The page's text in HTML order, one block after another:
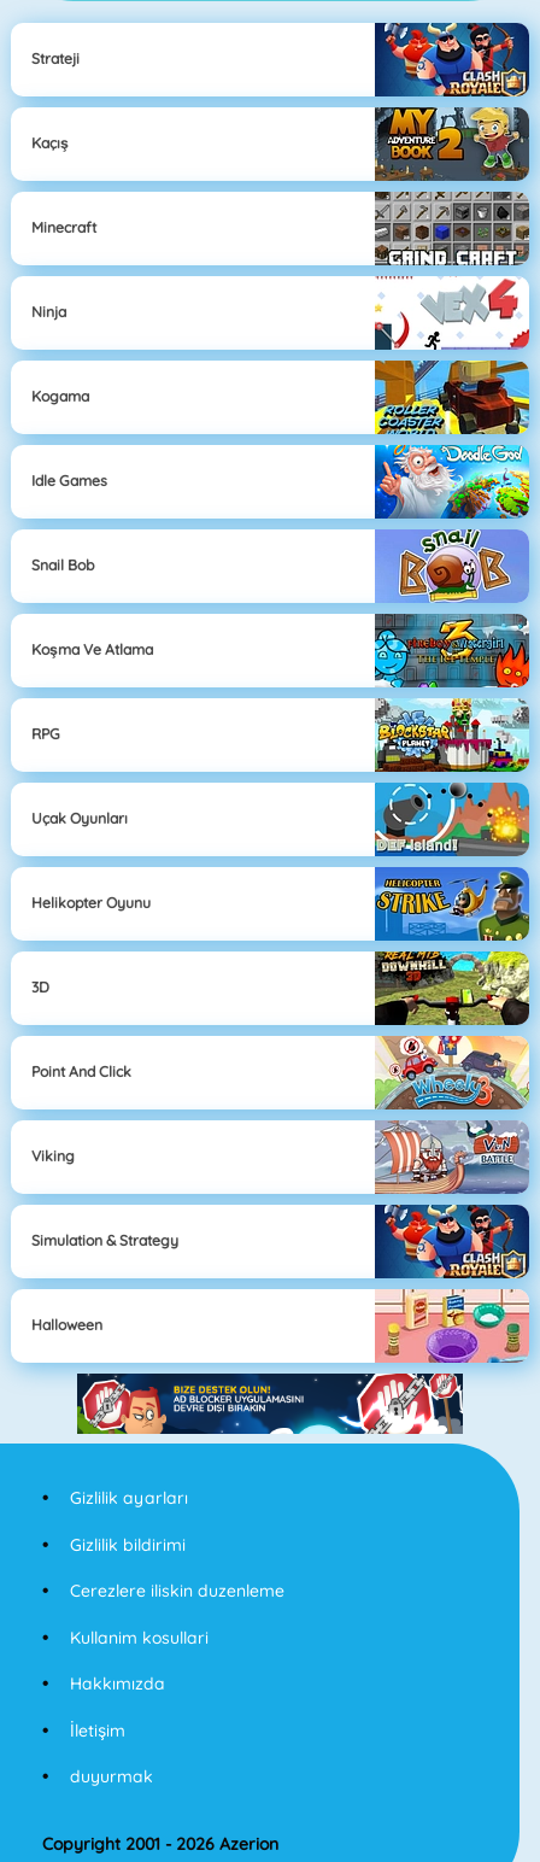
Strateji
Kaçış
Minecraft
Ninja
Kogama
Idle Games
Snail Bob
Koşma Ve Atlama
RPG
Uçak Oyunları
Helikopter Oyunu
3D
Point And Click
Viking
Simulation & Strategy
Halloween
Gizlilik ayarları
Gizlilik bildirimi
Cerezlere iliskin duzenleme
Kullanim kosullari
Hakkımızda
İletişim
duyurmak
Copyright 2001 - 2026 Azerion